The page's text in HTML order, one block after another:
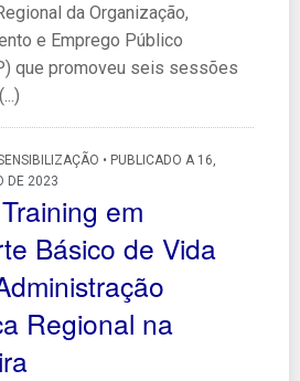
da Organização,
e Emprego Público
que promoveu seis sessões
• PUBLICADO A 16,
DE 2023
em
Básico de Vida
Regional na